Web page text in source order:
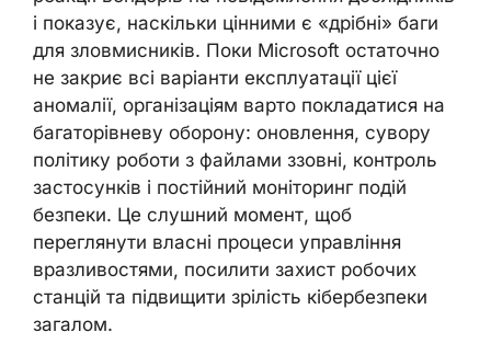
і показує, наскільки цінними є «дрібні» баги
для зловмисників. Поки Microsoft остаточно
не закриє всі варіанти експлуатації цієї
аномалії, організаціям варто покладатися на
багаторівневу оборону: оновлення, сувору
політику роботи з файлами ззовні, контроль
застосунків і постійний моніторинг подій
безпеки. Це слушний момент, щоб
переглянути власні процеси управління
вразливостями, посилити захист робочих
станцій та підвищити зрілість кібербезпеки
загалом.